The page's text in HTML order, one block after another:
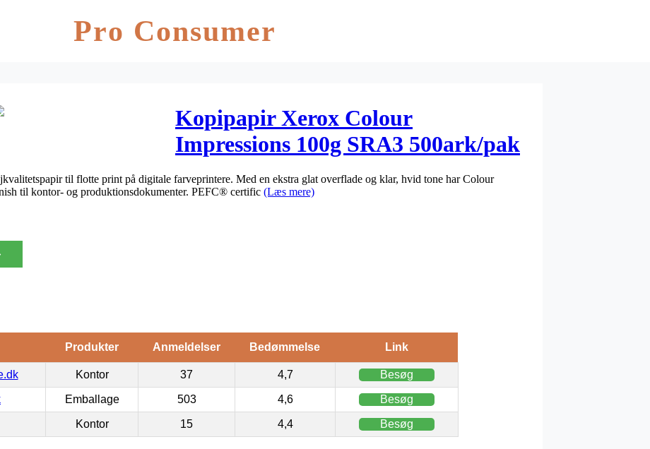
Pro Consumer
Kopipapir Xerox Colour
Impressions 100g SRA3 500ark/pak
til flotte print på digitale farveprintere. Med en ekstra glat overflade og klar, hvid tone har Colour
til kontor- og produktionsdokumenter. PEFC® certific (Læs mere)
Produkter Anmeldelser Bedømmelse Link
Kontor 37 4,7 Besøg
Emballage 503 4,6 Besøg
Kontor 15 4,4 Besøg